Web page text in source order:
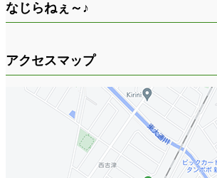
なじらねぇ～♪
アクセスマップ